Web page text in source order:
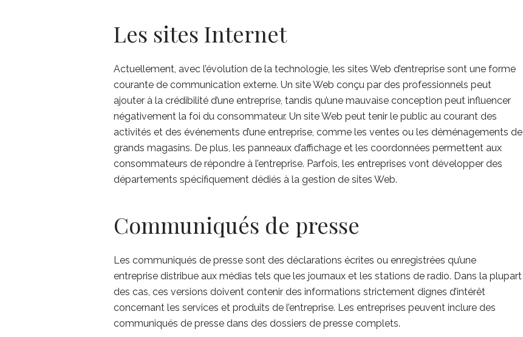
Les sites Internet
Actuellement, avec l’évolution de la technologie, les sites Web d’entreprise sont une forme
courante de communication externe. Un site Web conçu par des professionnels peut
ajouter à la crédibilité d’une entreprise, tandis qu’une mauvaise conception peut influencer
négativement la foi du consommateur. Un site Web peut tenir le public au courant des
activités et des événements d’une entreprise, comme les ventes ou les déménagements de
grands magasins. De plus, les panneaux d’affichage et les coordonnées permettent aux
consommateurs de répondre à l’entreprise. Parfois, les entreprises vont développer des
départements spécifiquement dédiés à la gestion de sites Web.
Communiqués de presse
Les communiqués de presse sont des déclarations écrites ou enregistrées qu’une
entreprise distribue aux médias tels que les journaux et les stations de radio. Dans la plupart
des cas, ces versions doivent contenir des informations strictement dignes d’intérêt
concernant les services et produits de l’entreprise. Les entreprises peuvent inclure des
communiqués de presse dans des dossiers de presse complets.